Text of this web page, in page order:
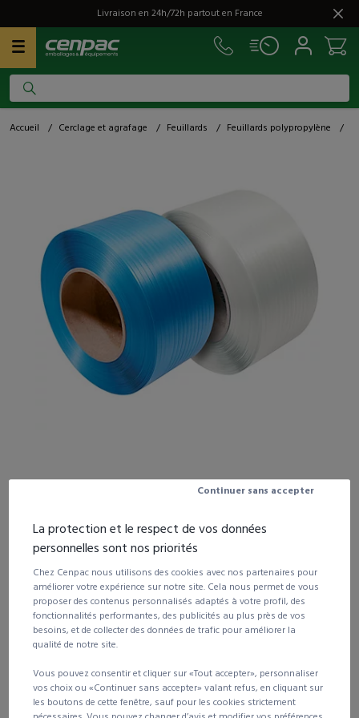
Livraison en 24h/72h partout en France
Accueil / Cerclage et agrafage / Feuillards / Feuillards polypropylène /
À partir de
87,06€HTla bobine
vendu par colis de 2
Voir les autres déclinaisons du produit
Quantité Remise
Prix unitaire HT
2 et +
108,83 €
La protection et le respect de vos données
personnelles sont nos priorités
Chez Cenpac nous utilisons des cookies avec nos partenaires pour
améliorer votre expérience sur notre site. Cela nous permet de vous
proposer des contenus personnalisés adaptés à votre profil, des
fonctionnalités performantes, des publicités au plus près de vos
besoins, et de collecter des données de trafic pour améliorer la
qualité de notre site.
Vous pouvez consentir et cliquer sur «Tout accepter», personnaliser
vos choix ou «Continuer sans accepter» valant refus, en cliquant sur
les boutons de cette fenêtre, sauf pour les cookies strictement
Continuer sans accepter